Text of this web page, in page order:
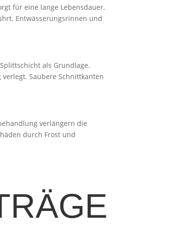
für eine lange Lebensdauer.
Entwässerungsrinnen und
als Grundlage.
Saubere Schnittkanten
verlängern die
durch Frost und